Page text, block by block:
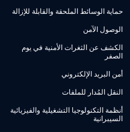
حماية الوسائط الملحقة والقابلة للإزالة
الوصول الآمن
الكشف عن الثغرات الأمنية في يوم
الصفر
أمن البريد الإلكتروني
النقل المُدار للملفات
أنظمة التكنولوجيا التشغيلية والفيزيائية
السيبرانية